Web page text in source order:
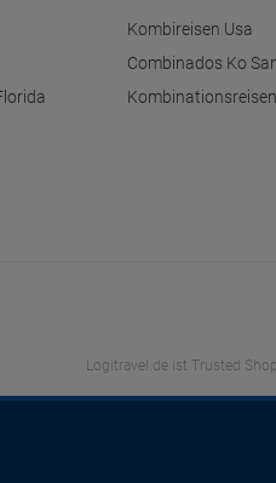
Kombireisen Usa
Combinados Ko
Logitravel.de ist Trusted